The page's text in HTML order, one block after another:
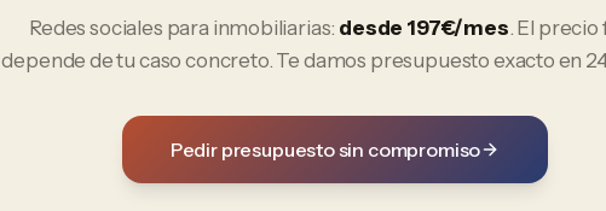
Redes sociales para inmobiliarias: desde 197€/mes. El precio
depende de tu caso concreto. Te damos presupuesto exacto en
Pedir presupuesto sin compromiso